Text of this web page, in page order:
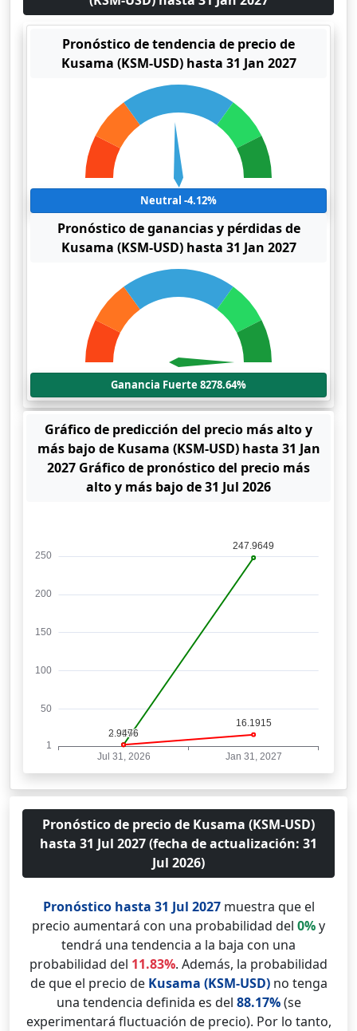
Pronóstico de tendencia de precio de
Kusama (KSM-USD) hasta 31 Jan 2027
Neutral -4.12%
Pronóstico de ganancias y pérdidas de
Kusama (KSM-USD) hasta 31 Jan 2027
Ganancia Fuerte 8278.64%
Gráfico de predicción del precio más alto y
más bajo de Kusama (KSM-USD) hasta 31 Jan
2027 Gráfico de pronóstico del precio más
alto y más bajo de 31 Jul 2026
Pronóstico de precio de Kusama (KSM-USD)
hasta 31 Jul 2027 (fecha de actualización: 31
Jul 2026)
Pronóstico hasta 31 Jul 2027muestra que el
precio aumentará con una probabilidad del 0%y
tendrá una tendencia a la baja con una
probabilidad del 11.83%. Además, la probabilidad
de que el precio de Kusama (KSM-USD)no tenga
una tendencia definida es del 88.17%(se
experimentará fluctuación de precio). Por lo tanto,